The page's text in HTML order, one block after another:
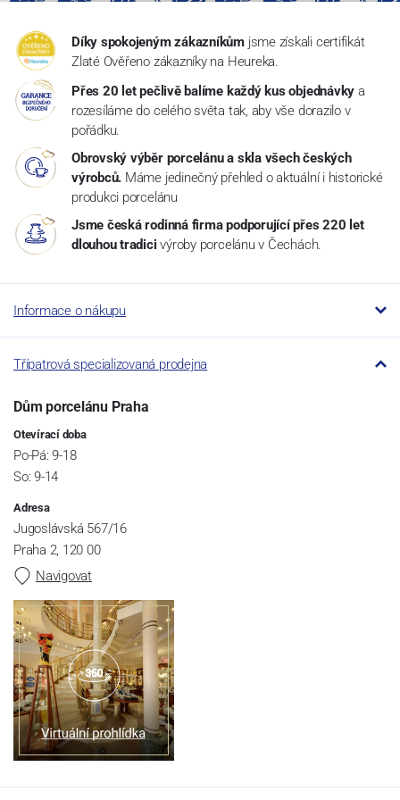
Díky spokojeným zákazníkům jsme získali certifikát
Zlaté Ověřeno zákazníky na Heureka.
Přes 20 let pečlivě balíme každý kus objednávky a
rozesíláme do celého světa tak, aby vše dorazilo v
pořádku.
Obrovský výběr porcelánu a skla všech českých
výrobců. Máme jedinečný přehled o aktuální i historické
produkci porcelánu
Jsme česká rodinná firma podporující přes 220 let
dlouhou tradici výroby porcelánu v Čechách.
Informace o nákupu
Třípatrová specializovaná prodejna
Dům porcelánu Praha
Otevírací doba
Po-Pá: 9-18
So: 9-14
Adresa
Jugoslávská 567/16
Praha 2, 120 00
Navigovat